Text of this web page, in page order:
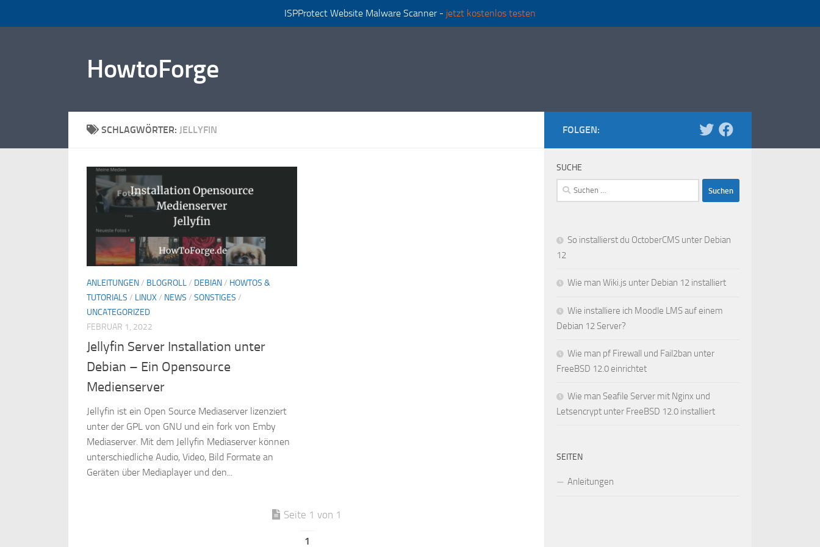
ISPProtect Website Malware Scanner - jetzt kostenlos testen
HowtoForge
SCHLAGWÖRTER: JELLYFIN
ANLEITUNGEN/ BLOGROLL/ DEBIAN/ HOWTOS &
TUTORIALS / LINUX/ NEWS / SONSTIGES /
UNCATEGORIZED
FEBRUAR 1, 2022
Jellyfin Server Installation unter
Debian – Ein Opensource
Medienserver
Jellyfin ist ein Open Source Mediaserver lizenziert
unter der GPL von GNU und ein fork von Emby
Mediaserver. Mit dem Jellyfin Mediaserver können
unterschiedliche Audio, Video, Bild Formate an
Geräten über Mediaplayer und den...
Seite 1 von 1
1
FOLGEN:
SUCHE
Suchen
nach:
So installierst du OctoberCMS unter Debian
12
Wie man Wiki.js unter Debian 12 installiert
Wie installiere ich Moodle LMS auf einem
Debian 12 Server?
Wie man pf Firewall und Fail2ban unter
FreeBSD 12.0 einrichtet
Wie man Seafile Server mit Nginx und
Letsencrypt unter FreeBSD 12.0 installiert
SEITEN
Anleitungen